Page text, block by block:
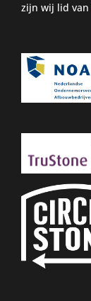
zijn wij lid van